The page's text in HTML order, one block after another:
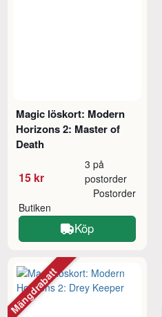
Magic löskort: Modern
Horizons 2: Master of
Death
15 kr
3 på
postorder
Butiken
Postorder
Köp
Mängdrabatt